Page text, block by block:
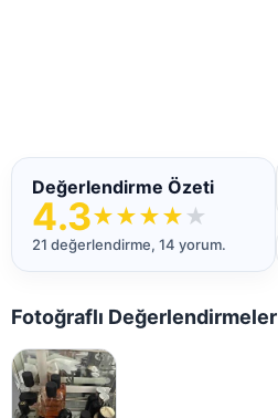
Değerlendirme Özeti
4.3★★★★ ★
21 değerlendirme, 14 yorum.
Fotoğraflı Değerlendirmeler